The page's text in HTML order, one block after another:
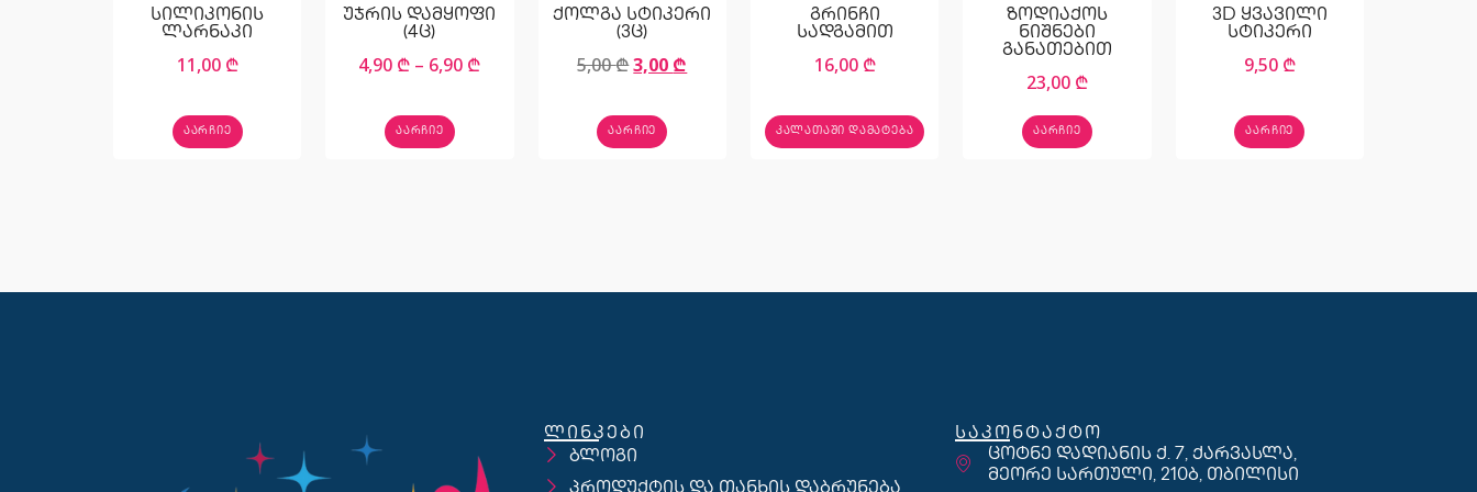
სილიკონის
ლარნაკი
11,00 ₾
ᲐᲐᲠᲩᲘᲔ
უჯრის დამყოფი
(4ც)
4,90 ₾ – 6,90 ₾
ᲐᲐᲠᲩᲘᲔ
ქოლგა სტიკერი
(3ც)
5,00₾3,00 ₾
ᲐᲐᲠᲩᲘᲔ
გრინჩი
სადგამით
16,00 ₾
ᲙᲐᲚᲐᲗᲐᲨᲘ ᲓᲐᲛᲐᲢᲔᲑᲐ
ზოდიაქოს
ნიშნები
განათებით
23,00 ₾
ᲐᲐᲠᲩᲘᲔ
3D ყვავილი
სტიკერი
9,50 ₾
ᲐᲐᲠᲩᲘᲔ
ლინკები
ბლოგი
საკონტაქტო
ცოტნე დადიანის ქ. 7, ქარვასლა,
მეორე სართული, 210ბ, თბილისი